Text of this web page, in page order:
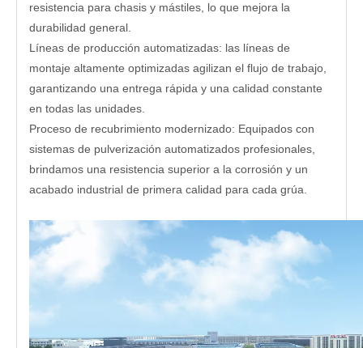
resistencia para chasis y mástiles, lo que mejora la
durabilidad general.
Líneas de producción automatizadas: las líneas de
montaje altamente optimizadas agilizan el flujo de trabajo,
garantizando una entrega rápida y una calidad constante
en todas las unidades.
Proceso de recubrimiento modernizado: Equipados con
sistemas de pulverización automatizados profesionales,
brindamos una resistencia superior a la corrosión y un
acabado industrial de primera calidad para cada grúa.